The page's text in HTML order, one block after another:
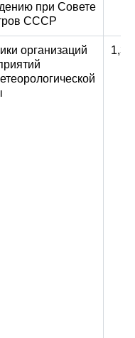
при Совете
СССР
организаций
1,3